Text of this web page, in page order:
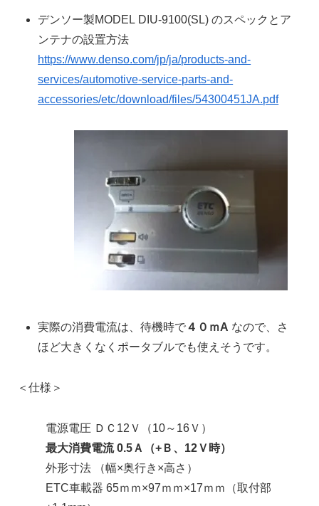
デンソー製MODEL DIU-9100(SL) のスペックとア
ンテナの設置方法
https://www.denso.com/jp/ja/products-and-
services/automotive-service-parts-and-
accessories/etc/download/files/54300451JA.pdf
実際の消費電流は、待機時で４０ｍA なので、さ
ほど大きくなくポータブルでも使えそうです。
＜仕様＞
電源電圧 ＤＣ12Ｖ （10～ 16Ｖ ）
最大消費電流 0.5Ａ （+Ｂ 、12Ｖ時）
外形寸法 （幅×奥行き ×高さ）
ETC車載器 65ｍｍ×97ｍｍ×17ｍｍ （取付部